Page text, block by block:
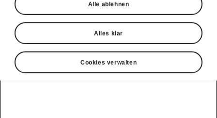
Alle ablehnen
Alles klar
Cookies verwalten